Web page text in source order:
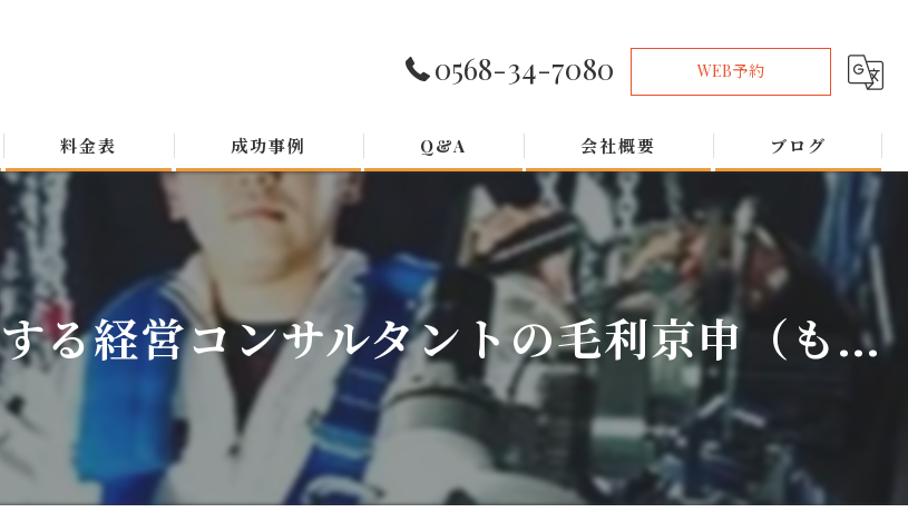
0568-34-7080 WEB予約
料金表 成功事例 Q&A 会社概要 ブログ
る経営コンサルタントの毛利京申（も...